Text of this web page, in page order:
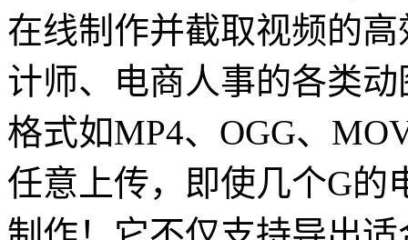
在线制作并截取视频的
计师、电商人事的各类
格式如MP4、OGG、
任意上传，即使几个G的